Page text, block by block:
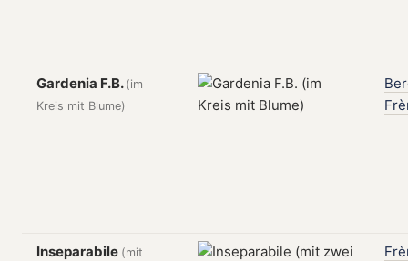
Gardenia F.B. (im
Kreis mit Blume)
Inseparabile (mit